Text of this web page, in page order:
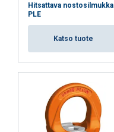
Hitsattava nostosilmukka
PLE
Katso tuote